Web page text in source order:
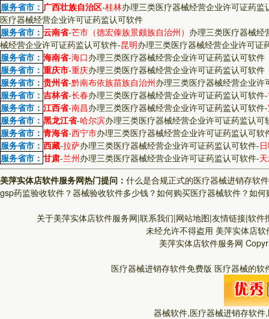
服务省市： 广西壮族自治区-桂林办理三类医疗器械经营企业许可证药监
医疗器械经营企业许可证药监认可软件
服务省市： 云南省-芒市（德宏傣族景颇族自治州） 办理三类医疗器械经
械经营企业许可证药监认可软件-昆明办理三类医疗器械经营企业许可证
服务省市： 海南省-海口办理三类医疗器械经营企业许可证药监认可软件
服务省市： 重庆市-重庆办理三类医疗器械经营企业许可证药监认可软件
服务省市： 贵州省-黔南布依族苗族自治州办理三类医疗器械经营企业许
服务省市： 吉林省-长春办理三类医疗器械经营企业许可证药监认可软件-
服务省市： 江西省-南昌办理三类医疗器械经营企业许可证药监认可软件-
服务省市： 黑龙江省-哈尔滨办理三类医疗器械经营企业许可证药监认可
服务省市： 青海省-西宁市办理三类医疗器械经营企业许可证药监认可软
服务省市： 西藏-拉萨办理三类医疗器械经营企业许可证药监认可软件-
服务省市： 甘肃-兰州办理三类医疗器械经营企业许可证药监认可软件-
美萍实体店软件服务网热门提问： 什么是合规正式的医疗器械进销存软
gsp药监验收软件？器械验收软件多少钱？如何购买医疗器械软件？如何
关于美萍实体店软件服务网|联系我们|网站地图|友情链接|软
未经允许不得盗用 美萍实体店软
美萍实体店软件服务网
医疗器械进销存软件免费版 医疗器械的
器械软件,医疗器械进销存软